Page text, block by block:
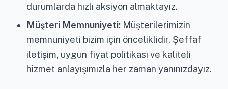
durumlarda hızlı aksiyon almaktayız.
Müşteri Memnuniyeti: Müşterilerimizin
memnuniyeti bizim için önceliklidir. Şeffaf
iletişim, uygun fiyat politikası ve kaliteli
hizmet anlayışımızla her zaman yanınızdayız.